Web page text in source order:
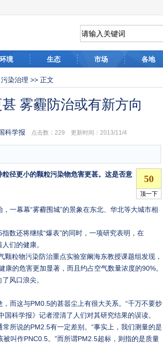
环境 生态 市场 各地
污染治理 >> 正文
雾霾防治或有新方向
科学报 点击数：229 更新时间：2013/11/4
径更小的颗粒污染物危害更甚。这是否意
一幕幕“雾霾围城”的景象在东北、华北等大城市相
数还将继续“爆表”的同时，一项研究表明，在
们的健康。
粒物污染防治重点实验室阚海东教授课题组发现，
的危害更加显著，而且约占空气数量浓度的90%。
风口浪尖。
而这与PM0.5的甚嚣尘上有很大关系。“千万不要炒
科学报》记者澄清了人们对其研究结果的误读。
所说的PM2.5有一定差别。“事实上，我们测量的是
叫作PNC0.5。”而所谓PM2.5超标，则指的是质量